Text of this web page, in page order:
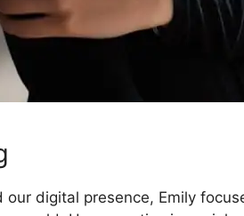
our digital presence, Emily